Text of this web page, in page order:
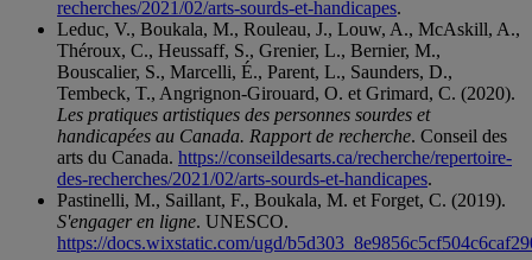
recherches/2021/02/arts-sourds-et-handicapes.
Leduc, V., Boukala, M., Rouleau, J., Louw, A., McAskill, A.,
Théroux, C., Heussaff, S., Grenier, L., Bernier, M.,
Bouscalier, S., Marcelli, É., Parent, L., Saunders, D.,
Tembeck, T., Angrignon-Girouard, O. et Grimard, C. (2020).
Les pratiques artistiques des personnes sourdes et
handicapées au Canada. Rapport de recherche. Conseil des
arts du Canada. https://conseildesarts.ca/recherche/repertoire-
des-recherches/2021/02/arts-sourds-et-handicapes.
Pastinelli, M., Saillant, F., Boukala, M. et Forget, C. (2019).
S'engager en ligne. UNESCO.
https://docs.wixstatic.com/ugd/